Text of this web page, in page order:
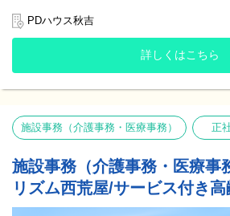
…・…・…・…・…・…・…
イチから介護・福祉・医療について学べる
備！
介護事務・医療事務未経験者も多数活躍中
●景気に左右されず長期にわたり安定して
高齢化に伴い今後も需要が増加していく業
●人の役に立つことや困っている人をサポ
ご入居者様やご家族様、職員から感謝され
PDハウス秋吉
詳しくはこちら
施設事務（介護事務・医療事務） 正
施設事務（介護事務・医療事
リズム西荒屋/サービス付き高